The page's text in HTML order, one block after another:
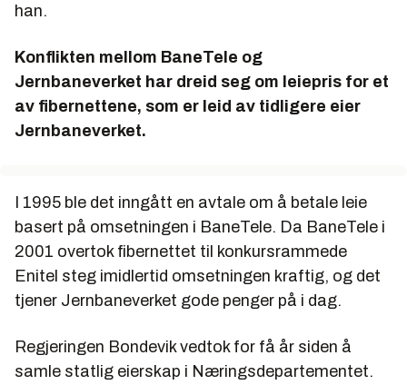
han.
Konflikten mellom BaneTele og
Jernbaneverket har dreid seg om leiepris for et
av fibernettene, som er leid av tidligere eier
Jernbaneverket.
I 1995 ble det inngått en avtale om å betale leie
basert på omsetningen i BaneTele. Da BaneTele i
2001 overtok fibernettet til konkursrammede
Enitel steg imidlertid omsetningen kraftig, og det
tjener Jernbaneverket gode penger på i dag.
Regjeringen Bondevik vedtok for få år siden å
samle statlig eierskap i Næringsdepartementet.